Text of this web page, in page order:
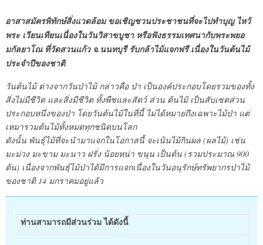
อาสาสมัครพิทักษ์สิ่งแวดล้อม ขอเชิญชวนประชาชนที่จะไปทำบุญ ไหว้
พระ เวียนเทียนเนื่องในวันวิสาขบูชา หรือฟังธรรมเทศนากับพระพยอ
มกัลยาโณ ที่วัดสวนแก้ว จ.นนทบุรี รับกล้าไม้แจกฟรี เนื่องในวันต้นไม้
ประจำปีของชาติ
วันต้นไม้ ต่างจากวันป่าไม้ กล่าวคือ ป่า เป็นองค์ประกอบโดยรวมของทั้ง
สิ่งไม่มีชีวิต และสิ่งมีชีวิต ทั้งพืชและสัตว์ ส่วน ต้นไม้ เป็นสับเซตส่วน
ประกอบหนึ่งของป่า โดยวันต้นไม้ในที่นี้ ไม่ได้หมายถึงเฉพาะไม้ป่า แต่
เหมารวมต้นไม้ทั้งหมดทุกชนิดบนโลก
ดังนั้น พันธุ์ไม้ที่จะนำมาแจกในโอกาสนี้ จะเน้นไม้กินผล (ผลไม้) เช่น
มะม่วง มะขาม มะนาว ฝรั่ง น้อยหน่า ขนุน เป็นต้น (รวมประมาณ 900
ต้น) เนื่องจากพันธุ์ไม้ป่าได้มีการแจกเนื่องในวันอนุรักษ์ทรัพยากรป่าไม้
ของชาติ 14 มกราคมอยู่แล้ว
ท่านสามารถมีส่วนร่วม ได้ดังนี้